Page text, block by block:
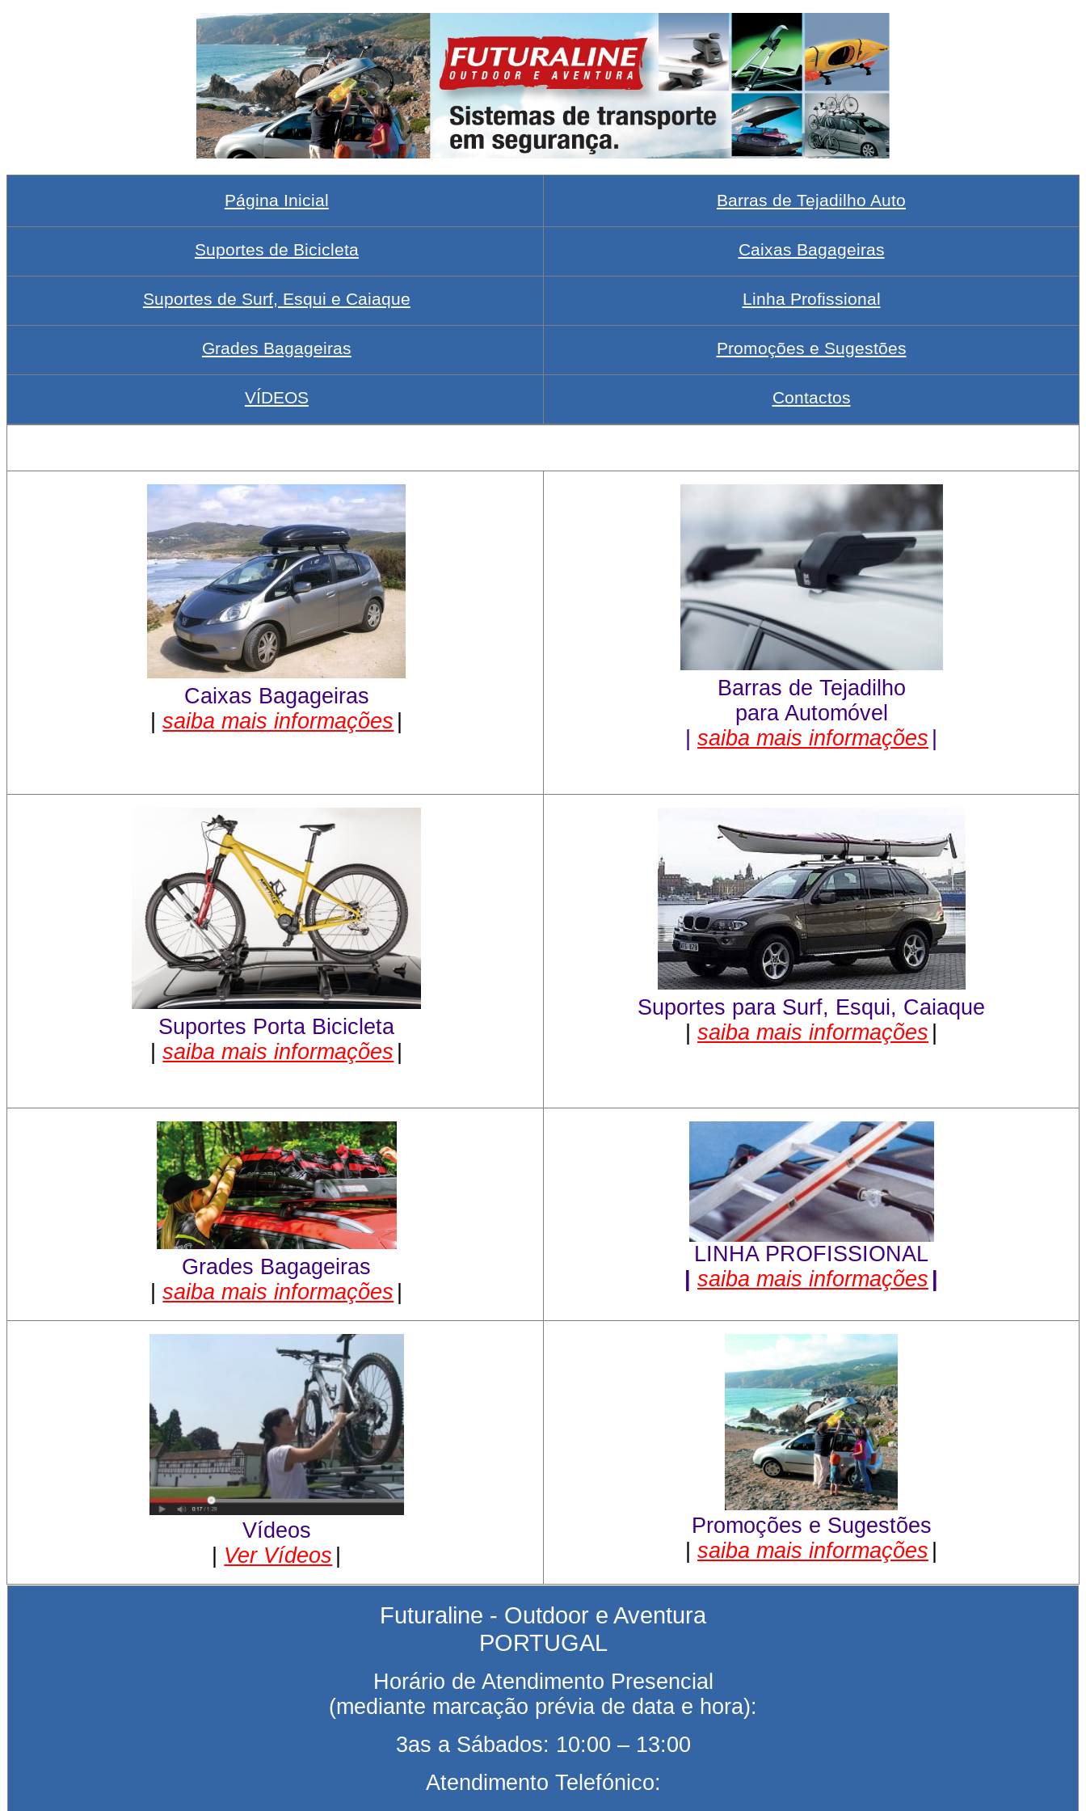
Página Inicial Barras de Tejadilho Auto
Suportes de Bicicleta Caixas Bagageiras
Suportes de Surf, Esqui e Caiaque Linha Profissional
Grades Bagageiras Promoções e Sugestões
VÍDEOS Contactos
Caixas Bagageiras
|saiba mais informações
Barras de Tejadilho
para Automóvel
saiba mais informações
Suportes Porta Bicicleta
|saiba mais informações
Suportes para Surf, Esqui, Caiaque
saiba mais informações
Grades Bagageiras
|saiba mais informações
LINHA PROFISSIONAL
saiba mais informações
Vídeos
Ver Vídeos
Promoções e Sugestões
saiba mais informações
Futuraline - Outdoor e Aventura
PORTUGAL
Horário de Atendimento Presencial
(mediante marcação prévia de data e hora):
3as a Sábados: 10:00 – 13:00
Atendimento Telefónico: